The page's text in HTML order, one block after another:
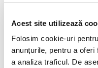
Acest site utilizează
Folosim cookie-uri
anunțurile, pentru a
a analiza traficul. De
http://tia-tours.com/
slide8.jpg
http://tia-tours.com/
slide9.jpg